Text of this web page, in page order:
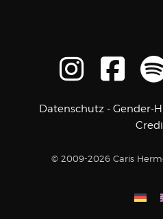
Datenschutz - Gender-
© 2009-2026 Caris